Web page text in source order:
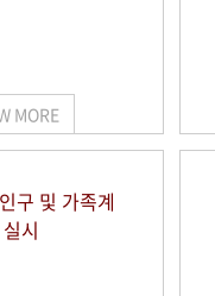
MORE
구 및 가족계
시